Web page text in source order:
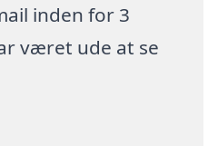
inden for 3
været ude at se